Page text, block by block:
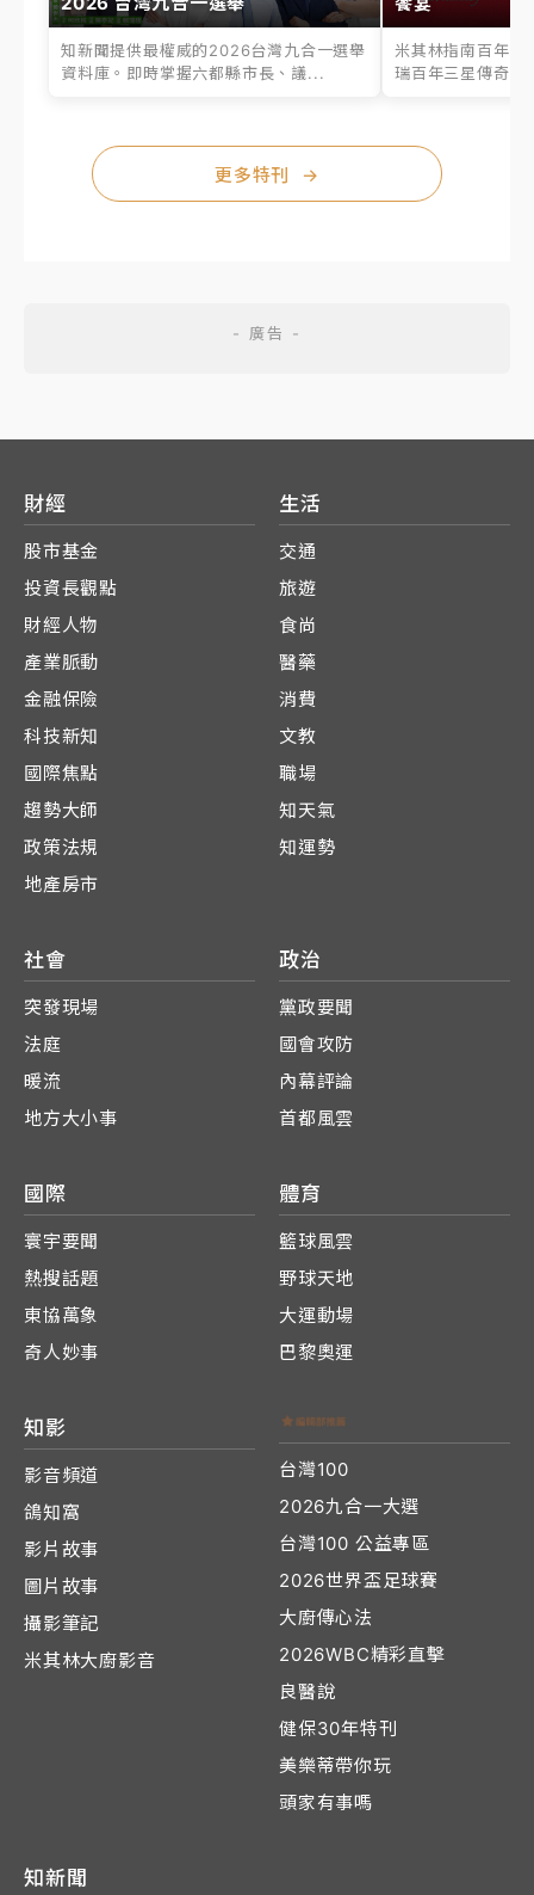
知新聞提供最權威的2026台灣九合一選舉
資料庫。即時掌握六都縣市長、議...
米其林指南百年之
瑞百年三星傳奇、
更多特刊 →
財經
股市基金
投資長觀點
財經人物
產業脈動
金融保險
科技新知
國際焦點
趨勢大師
政策法規
地產房市
生活
交通
旅遊
食尚
醫藥
消費
文教
職場
知天氣
知運勢
社會
突發現場
法庭
暖流
地方大小事
政治
黨政要聞
國會攻防
內幕評論
首都風雲
國際
寰宇要聞
熱搜話題
東協萬象
奇人妙事
體育
籃球風雲
野球天地
大運動場
巴黎奧運
知影
影音頻道
鴿知窩
影片故事
圖片故事
攝影筆記
米其林大廚影音
台灣100
2026九合一大選
台灣100 公益專區
2026世界盃足球賽
大廚傳心法
2026WBC精彩直擊
良醫說
健保30年特刊
美樂蒂帶你玩
頭家有事嗎
知新聞